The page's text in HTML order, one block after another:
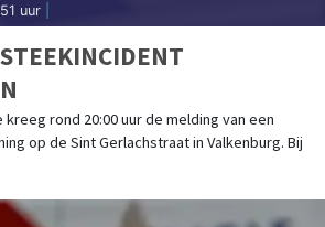
uur
kreeg rond 20:00 uur de melding van een
op de Sint Gerlachstraat in Valkenburg. Bij